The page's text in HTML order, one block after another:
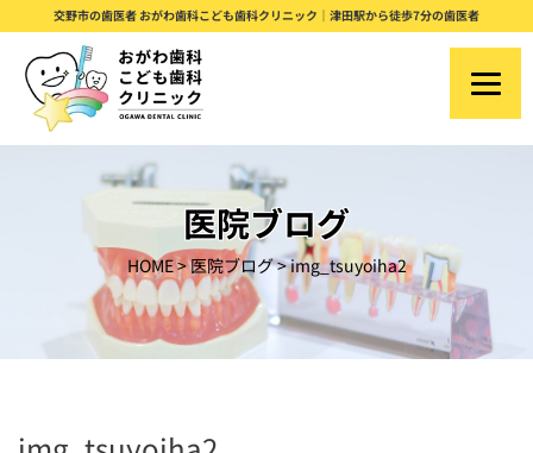
t
交野市の歯医者 おがわ歯科こども歯科クリニック｜津田駅から徒歩7分の歯医者
医院ブログ
HOME>医院ブログ>img_tsuyoiha2